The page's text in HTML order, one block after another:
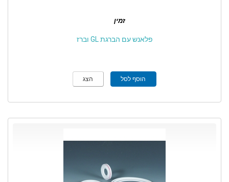
זמין
פלאנש עם הברגת GL וברז
הוסף לסל הצג